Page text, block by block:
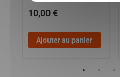
10,00 €
Ajouter au panier